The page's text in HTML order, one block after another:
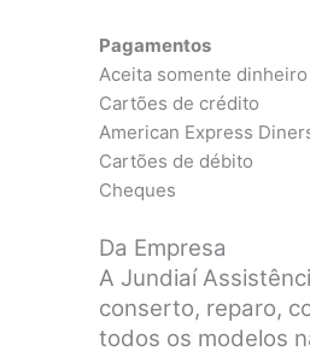
Pagamentos
Aceita somente dinheiro
Cartões de crédito
American Express
Cartões de débito
Cheques
Da Empresa
A Jundiaí
conserto, reparo,
todos os modelos